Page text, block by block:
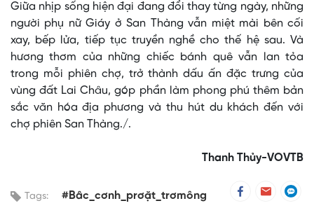
Giữa nhịp sống hiện đại đang đổi thay từng ngày, những
người phụ nữ Giáy ở San Thàng vẫn miệt mài bên cối
xay, bếp lửa, tiếp tục truyền nghề cho thế hệ sau. Và
hương thơm của những chiếc bánh quê vẫn lan tỏa
trong mỗi phiên chợ, trở thành dấu ấn đặc trưng của
vùng đất Lai Châu, góp phần làm phong phú thêm bản
sắc văn hóa địa phương và thu hút du khách đến với
chợ phiên San Thàng./.
Thanh Thủy-VOVTB
Tags: #Bâc_cơnh_prơặt_trơmông